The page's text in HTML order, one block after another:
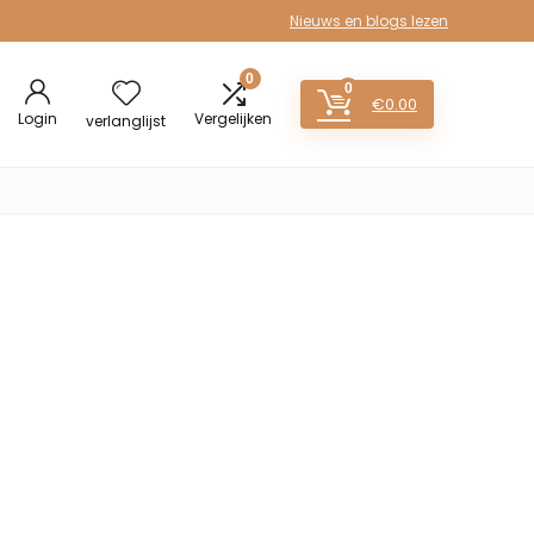
Nieuws en blogs lezen
Login verlanglijst
0
Vergelijken
0
€0.00